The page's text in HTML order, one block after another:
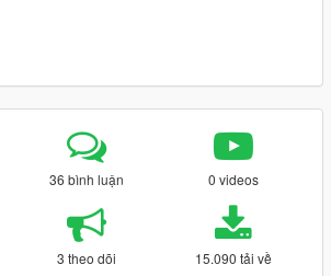
36 bình luận 0 videos
3 theo dõi 15.090 tải về